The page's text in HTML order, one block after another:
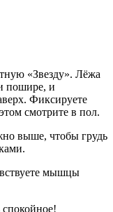
«Звезду». Лёжа
пошире, и
Фиксируете
смотрите в пол.
выше, чтобы грудь
мышцы